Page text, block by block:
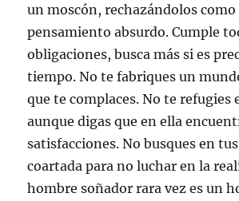
un moscón, rechazándolos como
pensamiento absurdo. Cumple
obligaciones, busca más si es
tiempo. No te fabriques un
que te complaces. No te refugies
aunque digas que en ella
satisfacciones. No busques en
coartada para no luchar en la
hombre soñador rara vez es un